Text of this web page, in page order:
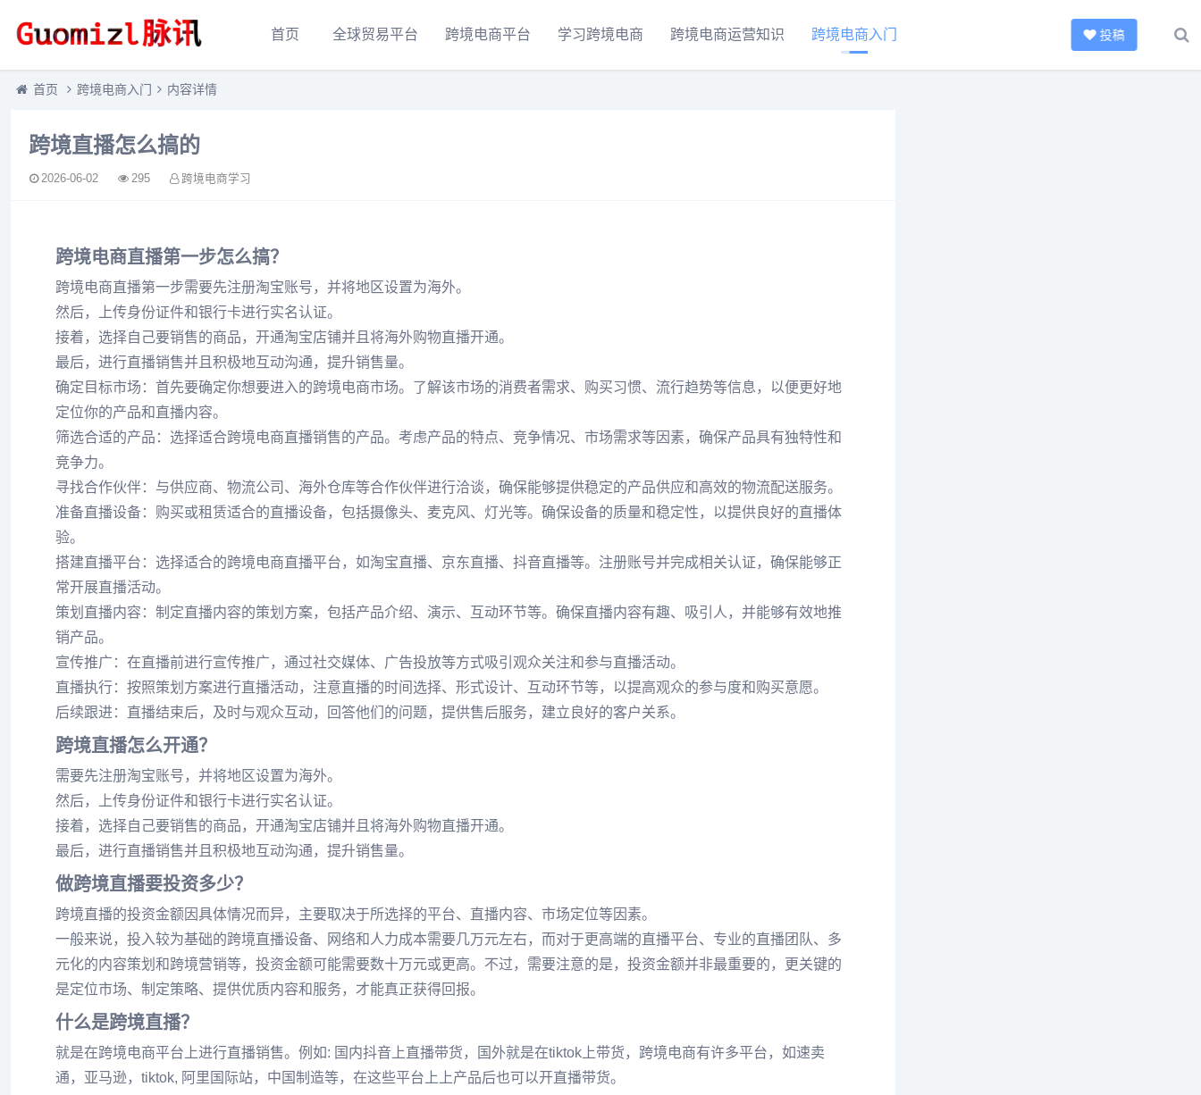
首页 全球贸易平台 跨境电商平台 学习跨境电商 跨境电商运营知识 跨境电商入门 投稿
首页 跨境电商入门 内容详情
跨境直播怎么搞的
2026-06-02 295 跨境电商学习
跨境电商直播第一步怎么搞？
跨境电商直播第一步需要先注册淘宝账号，并将地区设置为海外。
然后，上传身份证件和银行卡进行实名认证。
接着，选择自己要销售的商品，开通淘宝店铺并且将海外购物直播开通。
最后，进行直播销售并且积极地互动沟通，提升销售量。
确定目标市场：首先要确定你想要进入的跨境电商市场。了解该市场的消费者需求、购买习惯、流行趋势等信息，以便更好地
定位你的产品和直播内容。
筛选合适的产品：选择适合跨境电商直播销售的产品。考虑产品的特点、竞争情况、市场需求等因素，确保产品具有独特性和
竞争力。
寻找合作伙伴：与供应商、物流公司、海外仓库等合作伙伴进行洽谈，确保能够提供稳定的产品供应和高效的物流配送服务。
准备直播设备：购买或租赁适合的直播设备，包括摄像头、麦克风、灯光等。确保设备的质量和稳定性，以提供良好的直播体
验。
搭建直播平台：选择适合的跨境电商直播平台，如淘宝直播、京东直播、抖音直播等。注册账号并完成相关认证，确保能够正
常开展直播活动。
策划直播内容：制定直播内容的策划方案，包括产品介绍、演示、互动环节等。确保直播内容有趣、吸引人，并能够有效地推
销产品。
宣传推广：在直播前进行宣传推广，通过社交媒体、广告投放等方式吸引观众关注和参与直播活动。
直播执行：按照策划方案进行直播活动，注意直播的时间选择、形式设计、互动环节等，以提高观众的参与度和购买意愿。
后续跟进：直播结束后，及时与观众互动，回答他们的问题，提供售后服务，建立良好的客户关系。
跨境直播怎么开通？
需要先注册淘宝账号，并将地区设置为海外。
然后，上传身份证件和银行卡进行实名认证。
接着，选择自己要销售的商品，开通淘宝店铺并且将海外购物直播开通。
最后，进行直播销售并且积极地互动沟通，提升销售量。
做跨境直播要投资多少？
跨境直播的投资金额因具体情况而异，主要取决于所选择的平台、直播内容、市场定位等因素。
一般来说，投入较为基础的跨境直播设备、网络和人力成本需要几万元左右，而对于更高端的直播平台、专业的直播团队、多
元化的内容策划和跨境营销等，投资金额可能需要数十万元或更高。不过，需要注意的是，投资金额并非最重要的，更关键的
是定位市场、制定策略、提供优质内容和服务，才能真正获得回报。
什么是跨境直播？
就是在跨境电商平台上进行直播销售。例如: 国内抖音上直播带货，国外就是在tiktok上带货，跨境电商有许多平台，如速卖
通，亚马逊，tiktok, 阿里国际站，中国制造等，在这些平台上上产品后也可以开直播带货。